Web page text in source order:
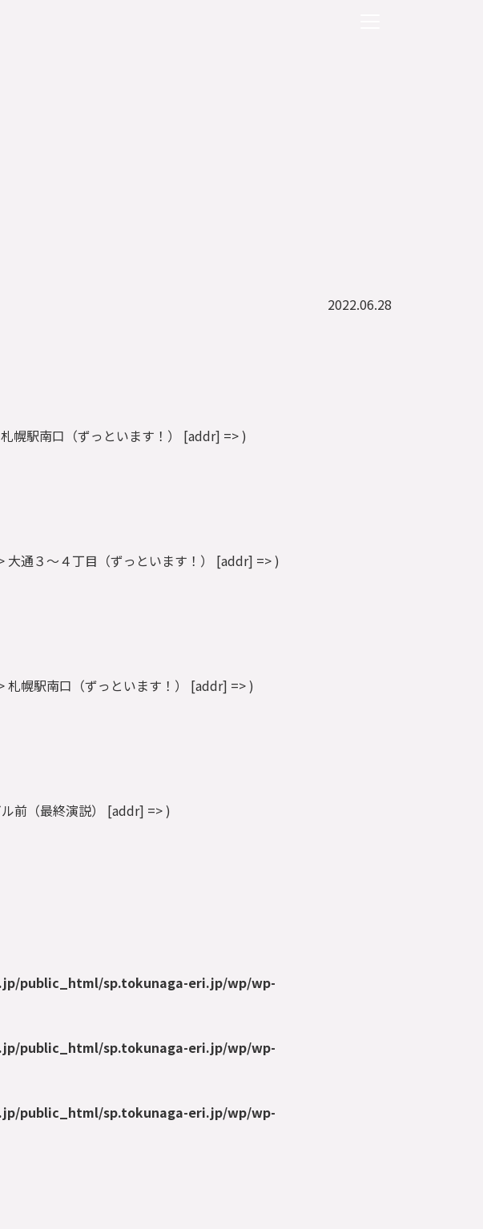
2022.06.28
駅南口（ずっといます！） [addr] => )
通３～４丁目（ずっといます！） [addr] => )
幌駅南口（ずっといます！） [addr] => )
前（最終演説） [addr] => )
public_html/sp.tokunaga-eri.jp/wp/wp-
public_html/sp.tokunaga-eri.jp/wp/wp-
public_html/sp.tokunaga-eri.jp/wp/wp-